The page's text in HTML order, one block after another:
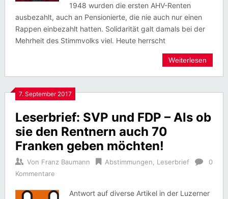
1948 wurden die ersten AHV-Renten
ausbezahlt, auch an Pensionierte, die nie auch nur einen
Rappen einbezahlt hatten. Solidarität galt damals bei der
Mehrheit des Stimmvolks viel. Heute herrscht
Weiterlesen
7. September 2017
Leserbrief: SVP und FDP – Als ob
sie den Rentnern auch 70
Franken geben möchten!
Von Franz Baumann Abstimmungen Leserbrief
0
Kommentare
Antwort auf diverse Artikel in der Luzerner